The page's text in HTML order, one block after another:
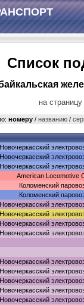
Список
на
номеру/ названию/
Новочеркасский
Новочеркасский
Новочеркасский
American Locomotive
Коломенский
Коломенский
Новочеркасский
Новочеркасский
Новочеркасский
Новочеркасский
Новочеркасский
Новочеркасский
Новочеркасский
Новочеркасский
Новочеркасский